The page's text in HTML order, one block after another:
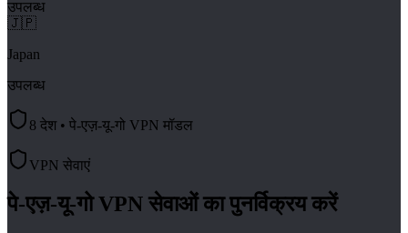
उपलब्ध
🇯🇵
Japan
उपलब्ध
8 देश • पे-एज़-यू-गो VPN मॉडल
VPN सेवाएं
पे-एज़-यू-गो VPN सेवाओं का पुनर्विक्रय करें